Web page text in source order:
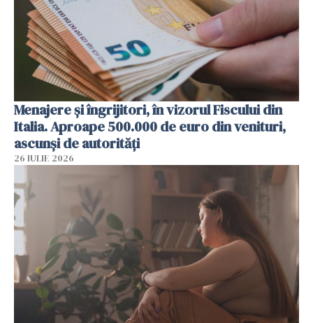
Menajere și îngrijitori, în vizorul Fiscului din
Italia. Aproape 500.000 de euro din venituri,
ascunși de autorități
26 IULIE 2026